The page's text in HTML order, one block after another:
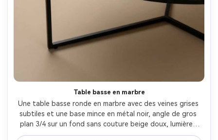
Table basse en marbre
Une table basse ronde en marbre avec des veines grises
subtiles et une base mince en métal noir, angle de gros
plan 3/4 sur un fond sans couture beige doux, lumières
brillantes contrôlées, éclairage studio avec grand
Créez des images IA
à l’infini. 100 %
gratuit!